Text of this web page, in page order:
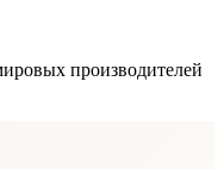
производителей